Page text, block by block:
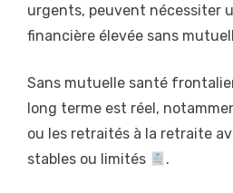
urgents, peuvent nécessiter
financière élevée sans
Sans mutuelle santé
long terme est réel,
ou les retraités à la retraite
stables ou limités
.